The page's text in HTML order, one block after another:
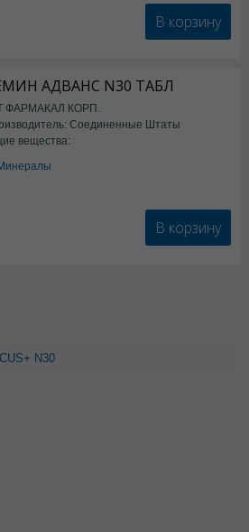
В корзину
АДВАНС N30 ТАБЛ
ФАРМАКАЛ КОРП.
Соединенные Штаты
вещества:
В корзину
N30